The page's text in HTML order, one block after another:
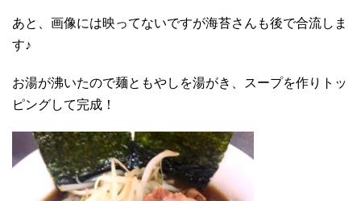
あと、画像には映ってないですが海苔さんも後で合流しま
す♪
お湯が沸いたので麺ともやしを湯がき、スープを作りトッ
ピングして完成！